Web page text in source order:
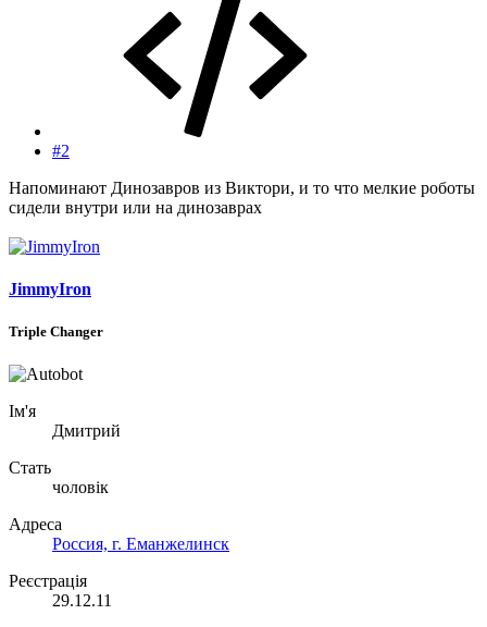
#2
Напоминают Динозавров из Виктори, и то что мелкие роботы
сидели внутри или на динозаврах
JimmyIron
Triple Changer
Ім'я
Дмитрий
Стать
чоловік
Адреса
Россия, г. Еманжелинск
Реєстрація
29.12.11